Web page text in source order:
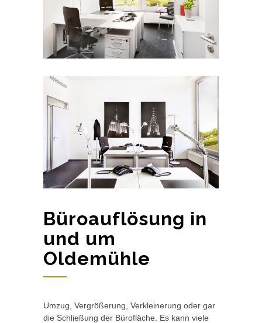
Büroauflösung in
und um
Oldemühle
Umzug, Vergrößerung, Verkleinerung oder gar
die Schließung der Bürofläche. Es kann viele